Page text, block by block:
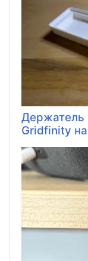
Держатель
Gridfinity